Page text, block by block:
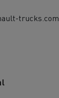
trucks.com